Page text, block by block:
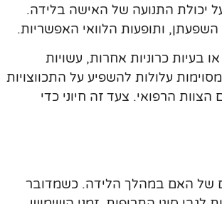
יכולת התנועה של האישה בלידה.
השפעתן, ותופעות הלוואי האפשריות.
בעיות כרוניות אחרות, עשויות
עלולות להשפיע על התכווצויות
הרפואי. צעד זה חיוני כדי
של האם במהלך הלידה. כשמדובר